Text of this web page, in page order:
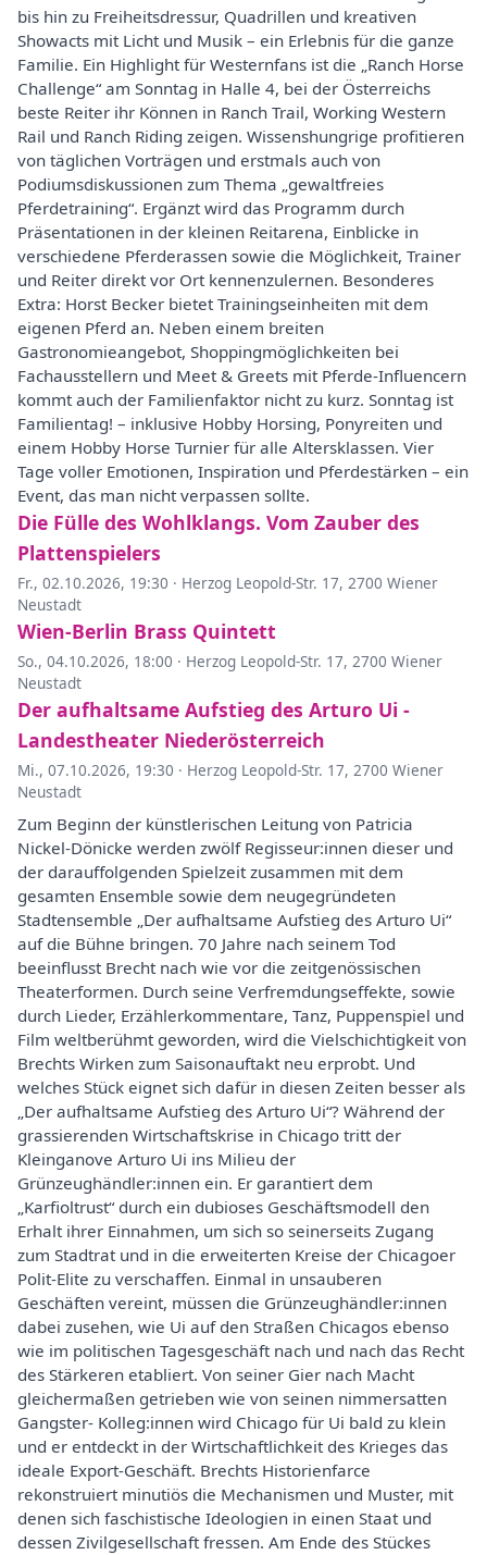
bis hin zu Freiheitsdressur, Quadrillen und kreativen
Showacts mit Licht und Musik – ein Erlebnis für die ganze
Familie. Ein Highlight für Westernfans ist die „Ranch Horse
Challenge“ am Sonntag in Halle 4, bei der Österreichs
beste Reiter ihr Können in Ranch Trail, Working Western
Rail und Ranch Riding zeigen. Wissenshungrige profitieren
von täglichen Vorträgen und erstmals auch von
Podiumsdiskussionen zum Thema „gewaltfreies
Pferdetraining“. Ergänzt wird das Programm durch
Präsentationen in der kleinen Reitarena, Einblicke in
verschiedene Pferderassen sowie die Möglichkeit, Trainer
und Reiter direkt vor Ort kennenzulernen. Besonderes
Extra: Horst Becker bietet Trainingseinheiten mit dem
eigenen Pferd an. Neben einem breiten
Gastronomieangebot, Shoppingmöglichkeiten bei
Fachausstellern und Meet & Greets mit Pferde-Influencern
kommt auch der Familienfaktor nicht zu kurz. Sonntag ist
Familientag! – inklusive Hobby Horsing, Ponyreiten und
einem Hobby Horse Turnier für alle Altersklassen. Vier
Tage voller Emotionen, Inspiration und Pferdestärken – ein
Event, das man nicht verpassen sollte.
Die Fülle des Wohlklangs. Vom Zauber des
Plattenspielers
Fr., 02.10.2026, 19:30 · Herzog Leopold-Str. 17, 2700 Wiener
Neustadt
Wien-Berlin Brass Quintett
So., 04.10.2026, 18:00 · Herzog Leopold-Str. 17, 2700 Wiener
Neustadt
Der aufhaltsame Aufstieg des Arturo Ui -
Landestheater Niederösterreich
Mi., 07.10.2026, 19:30 · Herzog Leopold-Str. 17, 2700 Wiener
Neustadt
Zum Beginn der künstlerischen Leitung von Patricia
Nickel-Dönicke werden zwölf Regisseur:innen dieser und
der darauffolgenden Spielzeit zusammen mit dem
gesamten Ensemble sowie dem neugegründeten
Stadtensemble „Der aufhaltsame Aufstieg des Arturo Ui“
auf die Bühne bringen. 70 Jahre nach seinem Tod
beeinflusst Brecht nach wie vor die zeitgenössischen
Theaterformen. Durch seine Verfremdungseffekte, sowie
durch Lieder, Erzählerkommentare, Tanz, Puppenspiel und
Film weltberühmt geworden, wird die Vielschichtigkeit von
Brechts Wirken zum Saisonauftakt neu erprobt. Und
welches Stück eignet sich dafür in diesen Zeiten besser als
„Der aufhaltsame Aufstieg des Arturo Ui“? Während der
grassierenden Wirtschaftskrise in Chicago tritt der
Kleinganove Arturo Ui ins Milieu der
Grünzeughändler:innen ein. Er garantiert dem
„Karfioltrust“ durch ein dubioses Geschäftsmodell den
Erhalt ihrer Einnahmen, um sich so seinerseits Zugang
zum Stadtrat und in die erweiterten Kreise der Chicagoer
Polit-Elite zu verschaffen. Einmal in unsauberen
Geschäften vereint, müssen die Grünzeughändler:innen
dabei zusehen, wie Ui auf den Straßen Chicagos ebenso
wie im politischen Tagesgeschäft nach und nach das Recht
des Stärkeren etabliert. Von seiner Gier nach Macht
gleichermaßen getrieben wie von seinen nimmersatten
Gangster- Kolleg:innen wird Chicago für Ui bald zu klein
und er entdeckt in der Wirtschaftlichkeit des Krieges das
ideale Export-Geschäft. Brechts Historienfarce
rekonstruiert minutiös die Mechanismen und Muster, mit
denen sich faschistische Ideologien in einen Staat und
dessen Zivilgesellschaft fressen. Am Ende des Stückes